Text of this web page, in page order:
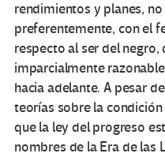
rendimientos y planes,
preferentemente, con el
respecto al ser del negro,
imparcialmente
hacia adelante. A pesar
teorías sobre la
que la ley del progreso
nombres de la Era de las